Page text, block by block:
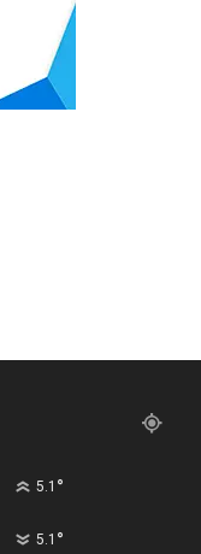
5.1 °
5.1 °